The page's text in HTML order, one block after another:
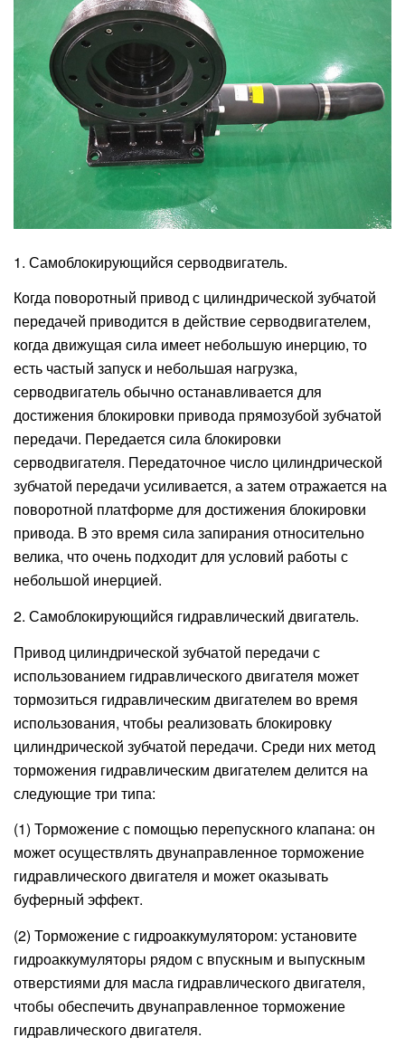
1. Самоблокирующийся серводвигатель.
Когда поворотный привод с цилиндрической зубчатой ​​
передачей приводится в действие серводвигателем,
когда движущая сила имеет небольшую инерцию, то
есть частый запуск и небольшая нагрузка,
серводвигатель обычно останавливается для
достижения блокировки привода прямозубой зубчатой ​​
передачи. Передается сила блокировки
серводвигателя. Передаточное число цилиндрической
зубчатой ​​передачи усиливается, а затем отражается на
поворотной платформе для достижения блокировки
привода. В это время сила запирания относительно
велика, что очень подходит для условий работы с
небольшой инерцией.
2. Самоблокирующийся гидравлический двигатель.
Привод цилиндрической зубчатой ​​передачи с
использованием гидравлического двигателя может
тормозиться гидравлическим двигателем во время
использования, чтобы реализовать блокировку
цилиндрической зубчатой ​​передачи. Среди них метод
торможения гидравлическим двигателем делится на
следующие три типа:
(1) Торможение с помощью перепускного клапана: он
может осуществлять двунаправленное торможение
гидравлического двигателя и может оказывать
буферный эффект.
(2) Торможение с гидроаккумулятором: установите
гидроаккумуляторы рядом с впускным и выпускным
отверстиями для масла гидравлического двигателя,
чтобы обеспечить двунаправленное торможение
гидравлического двигателя.